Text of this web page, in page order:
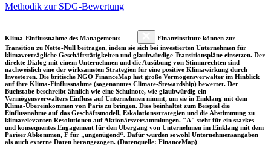
Methodik zur SDG-Bewertung
Klima-Einflussnahme des Managements
Finanzinstitute können zur
Transition zu Netto-Null beitragen, indem sie sich bei investierten Unternehmen für
klimaverträgliche Geschäftstätigkeiten und glaubwürdige Transitionspläne einsetzen. Der
direkte Dialog mit einem Unternehmen und die Ausübung von Stimmrechten sind
nachweislich eine der wirksamsten Strategien für eine positive Klimawirkung durch
Investoren. Die britische NGO FinanceMap hat große Vermögensverwalter im Hinblick
auf ihre Klima-Einflussnahme (sogenanntes Climate-Stewardship) bewertet. Der
Buchstabe beschreibt ähnlich wie eine Schulnote, wie glaubwürdig ein
Vermögensverwalters Einfluss auf Unternehmen nimmt, um sie in Einklang mit dem
Klima-Übereinkommen von Paris zu bringen. Dies beinhaltet zum Beispiel die
Einflussnahme auf das Geschäftsmodell, Eskalationsstrategien und die Abstimmung zu
klimarelevanten Resolutionen auf Aktionärsversammlungen. "A" steht für ein starkes
und konsequentes Engagement für den Übergang von Unternehmen im Einklang mit dem
Pariser Abkommen, F für „ungenügend“. Dafür wurden sowohl Unternehmensangaben
als auch externe Daten herangezogen. (Datenquelle: FinanceMap)